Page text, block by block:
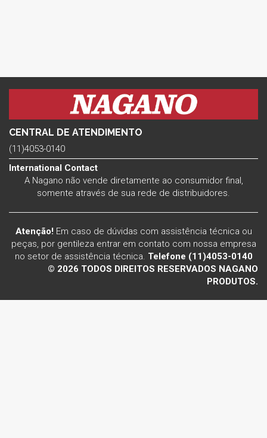
CENTRAL DE ATENDIMENTO
(11)4053-0140
International Contact
A Nagano não vende diretamente ao consumidor final,
somente através de sua rede de distribuidores.
Atenção! Em caso de dúvidas com assistência técnica ou
peças, por gentileza entrar em contato com nossa empresa
no setor de assistência técnica. Telefone (11)4053-0140
© 2026 TODOS DIREITOS RESERVADOS NAGANO
PRODUTOS.